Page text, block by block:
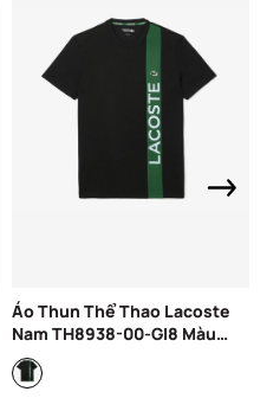
Áo Thun Thể Thao Lacoste
Nam TH8938-00-GI8 Màu
Đen